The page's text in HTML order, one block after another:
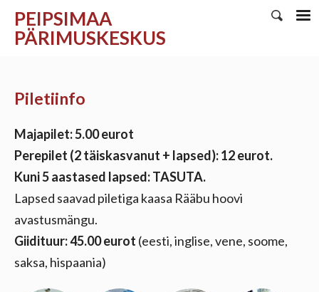
PEIPSIMAA
PÄRIMUSKESKUS
Piletiinfo
Majapilet: 5.00 eurot
Perepilet (2 täiskasvanut + lapsed): 12 eurot.
Kuni 5 aastased lapsed: TASUTA.
Lapsed saavad piletiga kaasa Rääbu hoovi
avastusmängu.
Giidituur: 45.00 eurot (eesti, inglise, vene, soome,
saksa, hispaania)